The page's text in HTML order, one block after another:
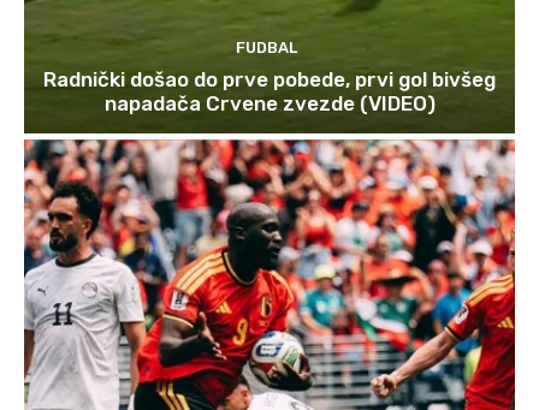
FUDBAL
Radnički došao do prve pobede, prvi gol bivšeg
napadača Crvene zvezde (VIDEO)